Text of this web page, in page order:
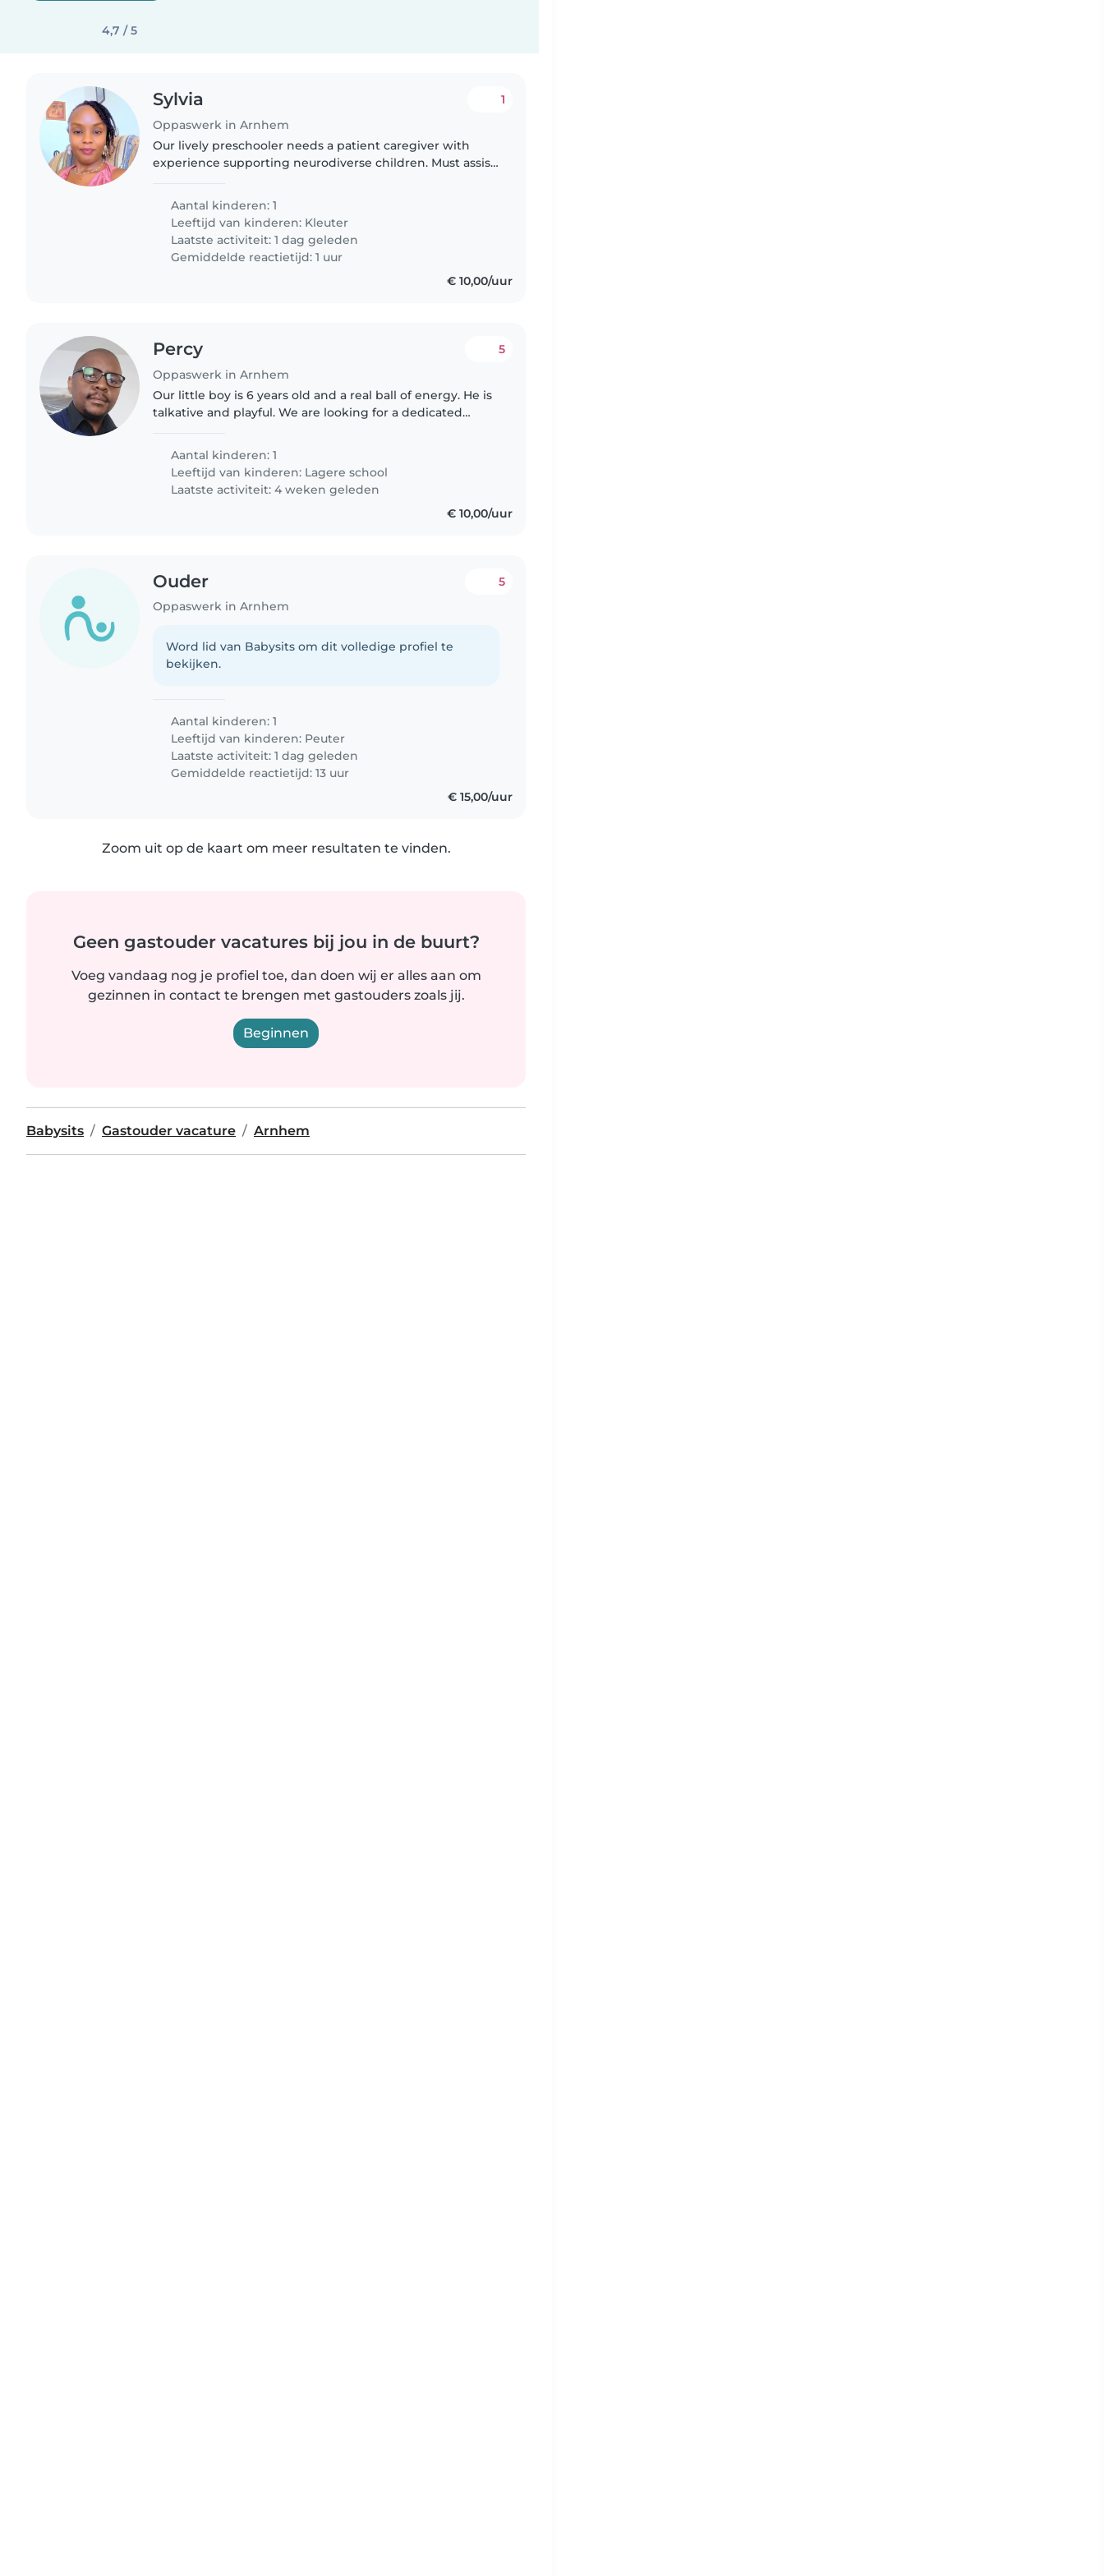
4,7 / 5
Sylvia
Oppaswerk in Arnhem
1
Our lively preschooler needs a patient caregiver with
experience supporting neurodiverse children. Must assist
experience with autism..
Aantal kinderen: 1
Leeftijd van kinderen: Kleuter
Laatste activiteit: 1 dag geleden
Gemiddelde reactietijd: 1 uur
€ 10,00/uur
Percy
Oppaswerk in Arnhem
5
Our little boy is 6 years old and a real ball of energy. He is
talkative and playful. We are looking for a dedicated
Aantal kinderen: 1
Leeftijd van kinderen: Lagere school
Laatste activiteit: 4 weken geleden
€ 10,00/uur
Ouder
Oppaswerk in Arnhem
5
Word lid van Babysits om dit volledige profiel te
bekijken.
Aantal kinderen: 1
Leeftijd van kinderen: Peuter
Laatste activiteit: 1 dag geleden
Gemiddelde reactietijd: 13 uur
€ 15,00/uur
Zoom uit op de kaart om meer resultaten te vinden.
Geen gastouder vacatures bij jou in de buurt?
Voeg vandaag nog je profiel toe, dan doen wij er alles aan om
gezinnen in contact te brengen met gastouders zoals jij.
Beginnen
Babysits Gastouder vacature Arnhem